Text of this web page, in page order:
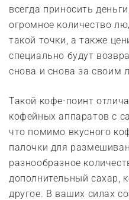
всегда приносить
огромное количество
такой точки, а также
специально будут
снова и снова за
Такой кофе-поинт
кофейных аппаратов с
что помимо вкусного
палочки для
разнообразное
дополнительный сахар,
другое. В ваших силах